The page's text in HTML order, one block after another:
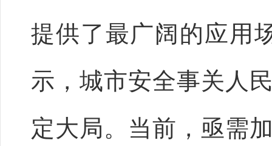
提供了最广阔的应用
示，城市安全事关人
定大局。当前，亟需